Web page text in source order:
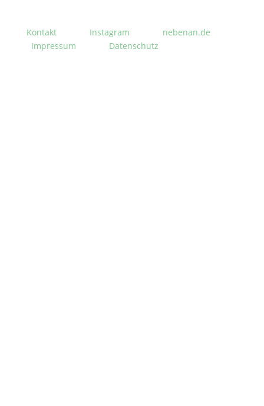
Kontakt Instagram
nebenan.de
Impressum
Datenschutz